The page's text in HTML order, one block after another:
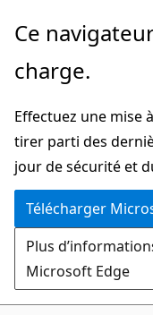
Passer
directement
au
principal
Ce
charge.
Effectuez une mise
tirer parti des
jour de sécurité et
Télécharger
Plus
Microsoft Edge